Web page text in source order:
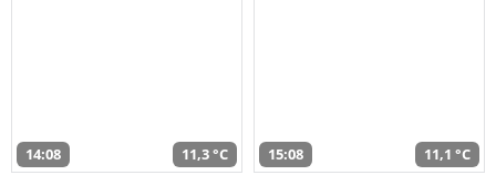
14:08 11,3 °C 15:08 11,1 °C